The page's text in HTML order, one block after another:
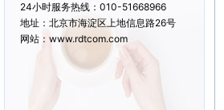
24小时服务热线：010-51668966
地址：北京市海淀区上地信息路26号
网站：www.rdtcom.com